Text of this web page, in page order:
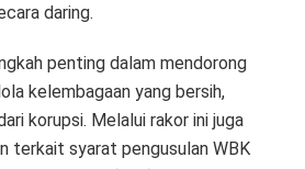
daring.
penting dalam mendorong
kelembagaan yang bersih,
korupsi. Melalui rakor ini juga
terkait syarat pengusulan WBK